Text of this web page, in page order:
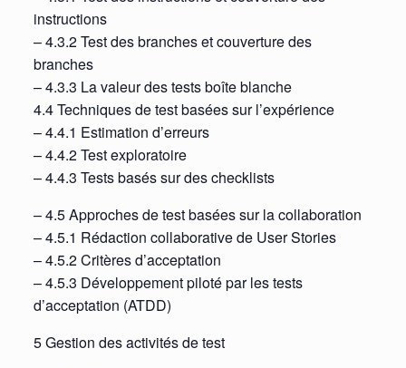
instructions
– 4.3.2 Test des branches et couverture des
branches
– 4.3.3 La valeur des tests boîte blanche
4.4 Techniques de test basées sur l’expérience
– 4.4.1 Estimation d’erreurs
– 4.4.2 Test exploratoire
– 4.4.3 Tests basés sur des checklists
– 4.5 Approches de test basées sur la collaboration
– 4.5.1 Rédaction collaborative de User Stories
– 4.5.2 Critères d’acceptation
– 4.5.3 Développement piloté par les tests
d’acceptation (ATDD)
5 Gestion des activités de test